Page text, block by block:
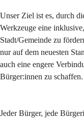
Unser Ziel ist es, durch
Werkzeuge eine
Stadt/Gemeinde zu
nur auf dem neuesten
auch eine engere
Bürger:innen zu schaffen.
Jeder Bürger, jede